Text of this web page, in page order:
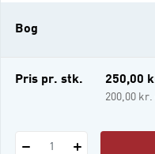
hvad er
man
Bog
Pris pr. stk. 250,00
200,00
1